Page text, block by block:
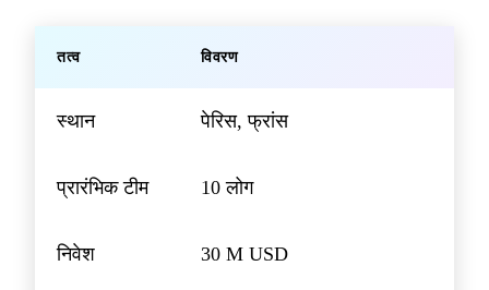
तत्व विवरण
स्थान पेरिस, फ्रांस
प्रारंभिक टीम 10 लोग
निवेश 30 M USD